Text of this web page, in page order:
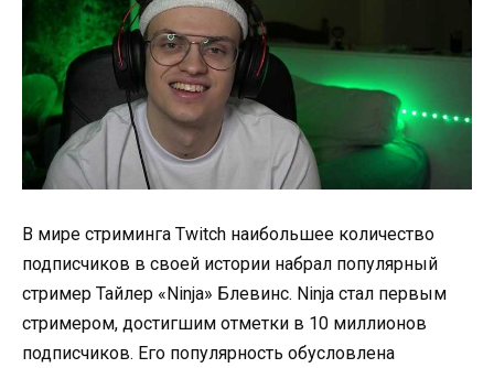
В мире стриминга Twitch наибольшее количество
подписчиков в своей истории набрал популярный
стример Тайлер «Ninja» Блевинс. Ninja стал первым
стримером, достигшим отметки в 10 миллионов
подписчиков. Его популярность обусловлена